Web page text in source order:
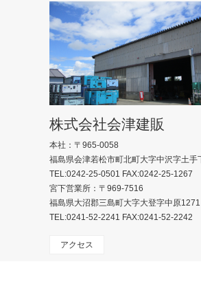
株式会社会津建販
本社：〒965-0058
福島県会津若松市町北町大字中沢字土手
TEL:0242-25-0501 FAX:0242-25-1267
宮下営業所：〒969-7516
福島県大沼郡三島町大字大登字中原1271
TEL:0241-52-2241 FAX:0241-52-2242
アクセス